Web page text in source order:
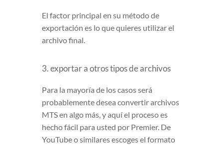
El factor principal en su método de
exportación es lo que quieres utilizar el
archivo final.
3. exportar a otros tipos de archivos
Para la mayoría de los casos será
probablemente desea convertir archivos
MTS en algo más, y aquí el proceso es
hecho fácil para usted por Premier. De
YouTube o similares escoges el formato